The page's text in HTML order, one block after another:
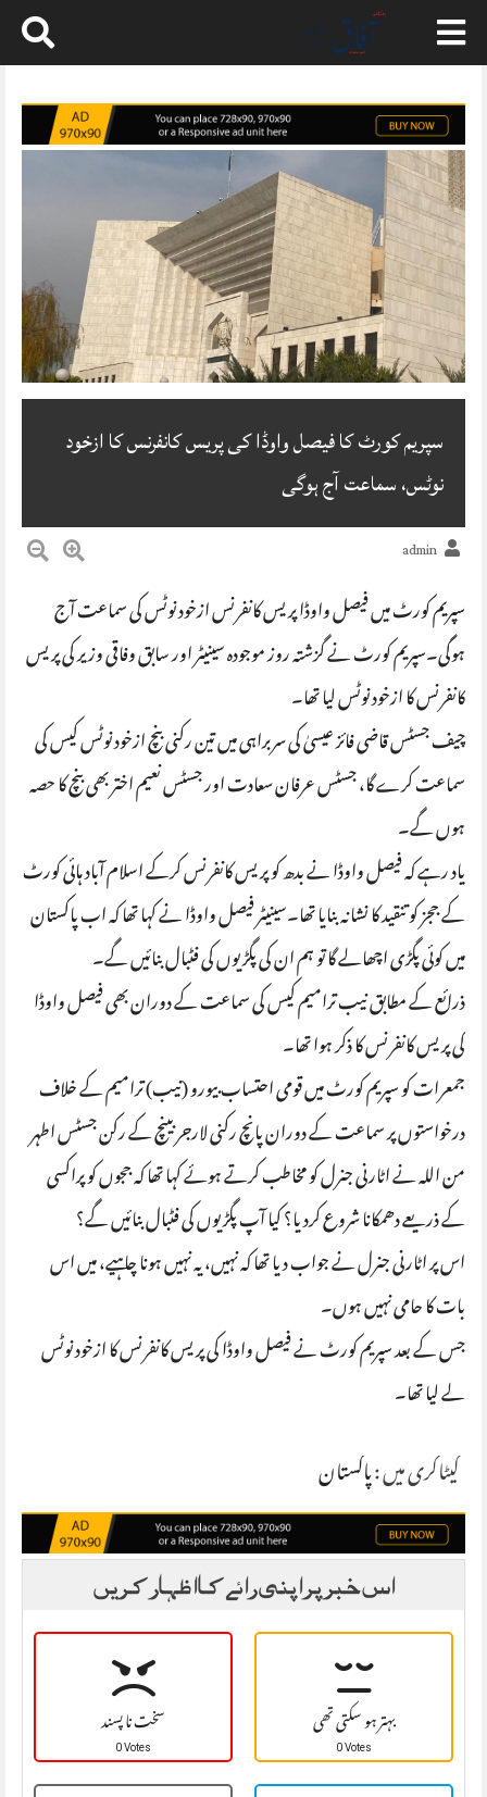
Skip
content
سپریم کورٹ کا فیصل واوڈا کی پریس کانفرنس کا ازخود
نوٹس، سماعت آج ہوگی
admin
سپریم کورٹ میں فیصل واوڈا پریس کانفرنس ازخود نوٹس کی سماعت آج
ہوگی۔سپریم کورٹ نے گزشتہ روز موجودہ سینیٹر اور سابق وفاقی وزیر کی پریس
کانفرنس کا ازخود نوٹس لیا تھا۔
چیف جسٹس قاضی فائز عیسیٰ کی سربراہی میں تین رکنی بنچ ازخود نوٹس کیس کی
سماعت کرے گا، جسٹس عرفان سعادت اور جسٹس نعیم اختر بھی بنچ کا حصہ
ہوں گے۔
یاد رہے کہ فیصل واوڈا نے بدھ کو پریس کانفرنس کرکے اسلام آباد ہائی کورٹ
کے ججز کو تنقید کا نشانہ بنایا تھا۔سینیٹر فیصل واوڈا نے کہا تھا کہ اب پاکستان
میں کوئی پگڑی اچھالے گا تو ہم ان کی پگڑیوں کی فٹبال بنائیں گے۔
ذرائع کے مطابق نیب ترامیم کیس کی سماعت کے دوران بھی فیصل واوڈا
کی پریس کانفرنس کا ذکر ہوا تھا۔
جمعرات کو سپریم کورٹ میں قومی احتساب بیورو (نیب) ترامیم کے خلاف
درخواستوں پر سماعت کے دوران پانچ رکنی لارجر بینچ کے رکن جسٹس اطہر
من اللہ نے اٹارنی جنرل کو مخاطب کرتے ہوئے کہا تھا کہ ججوں کو پراکسی
کے ذریعے دھمکانا شروع کردیا؟ کیا آپ پگڑیوں کی فٹبال بنائیں گے؟
اس پر اٹارنی جنرل نے جواب دیا تھا کہ نہیں، یہ نہیں ہونا چاہیے، میں اس
بات کا حامی نہیں ہوں۔
جس کے بعد سپریم کورٹ نے فیصل واوڈا کی پریس کانفرنس کا ازخود نوٹس
لے لیا تھا۔
کیٹاگری میں :پاکستان
اس خبر پر اپنی رائے کا اظہار کریں
سخت نا پسند
0 Votes بہتر ہو سکتی تھی
0 Votes